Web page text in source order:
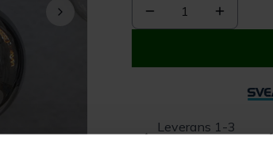
1
Leverans 1-3